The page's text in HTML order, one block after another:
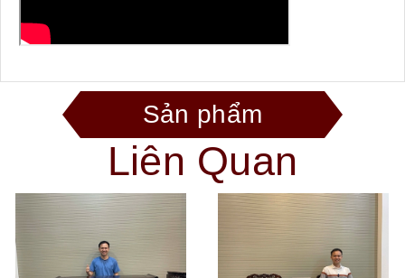
Sản phẩm
Liên Quan